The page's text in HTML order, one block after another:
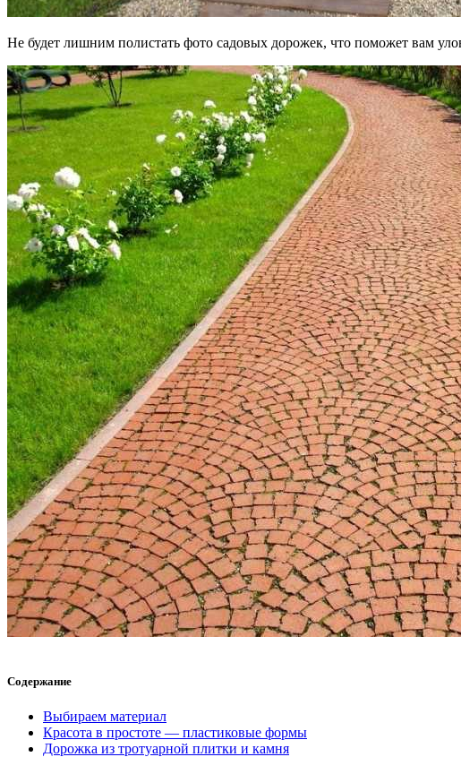
Не будет лишним полистать фото садовых дорожек, что поможет вам
Содержание
Выбираем материал
Красота в простоте — пластиковые формы
Дорожка из тротуарной плитки и камня